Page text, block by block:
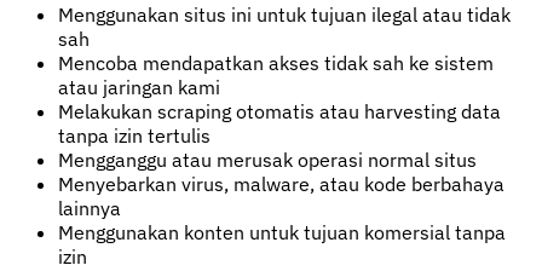
Menggunakan situs ini untuk tujuan ilegal atau tidak
sah
Mencoba mendapatkan akses tidak sah ke sistem
atau jaringan kami
Melakukan scraping otomatis atau harvesting data
tanpa izin tertulis
Mengganggu atau merusak operasi normal situs
Menyebarkan virus, malware, atau kode berbahaya
lainnya
Menggunakan konten untuk tujuan komersial tanpa
izin